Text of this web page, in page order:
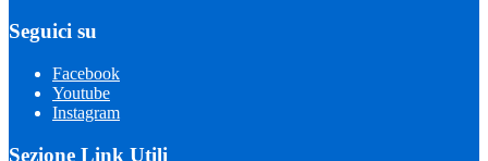
Seguici su
Facebook
Youtube
Instagram
Sezione Link Utili